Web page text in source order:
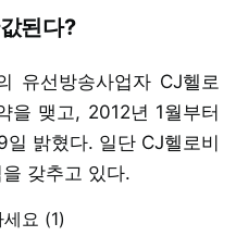
된다?
유선방송사업자 CJ헬로
을 맺고, 2012년 1월부터
밝혔다. 일단 CJ헬로비
갖추고 있다.